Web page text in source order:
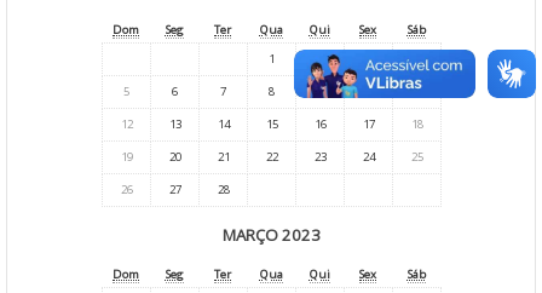
Dom Seg Ter Qua Qui Sex
Sáb
1
2 3 4
5 6 7 8 9 10 11
12 13 14 15 16 17 18
19 20 21 22 23 24 25
26 27 28
MARÇO 2023
Dom Seg Ter Qua Qui Sex
Sáb